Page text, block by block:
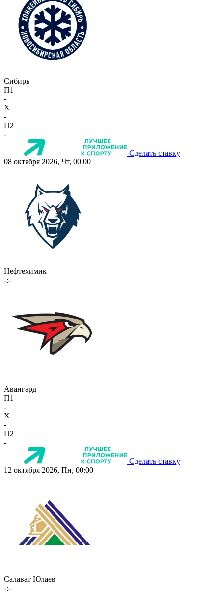
Сибирь
П1
-
X
-
П2
-
Сделать ставку
08 октября 2026, Чт, 00:00
Нефтехимик
-:-
Авангард
П1
-
X
-
П2
-
Сделать ставку
12 октября 2026, Пн, 00:00
Салават Юлаев
-:-